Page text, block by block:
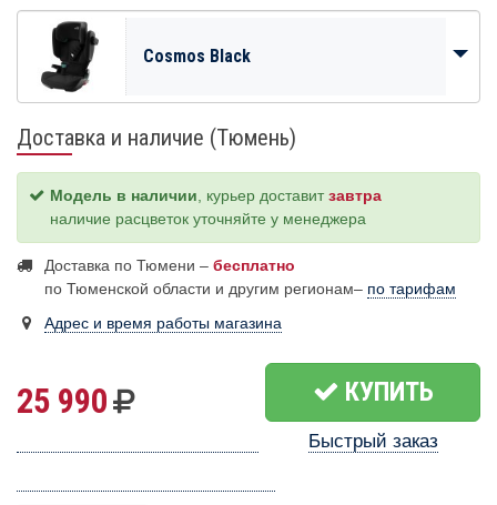
Cosmos Black
Доставка и наличие (Тюмень)
Модель в наличии, курьер доставитзавтра
наличие расцветок уточняйте у менеджера
Доставка по Тюмени – бесплатно
по Тюменской области и другим регионам– по тарифам
Адрес и время работы магазина
25 990 КУПИТЬ
Быстрый заказ